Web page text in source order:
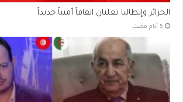
الجزائر وإيطاليا تعلنان اتفاقاً أمنياً جديداً